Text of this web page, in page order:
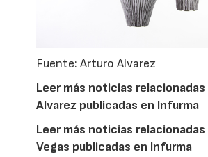
Fuente: Arturo Alvarez
Leer más noticias
Alvarez publicadas en Infurma
Leer más noticias relacionadas
Vegas publicadas en Infurma